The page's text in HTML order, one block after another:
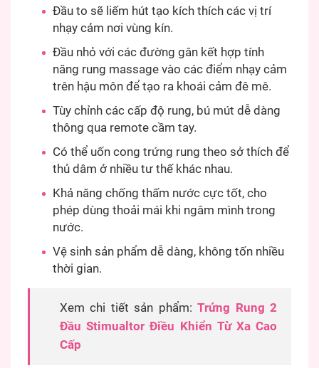
Đầu to sẽ liếm hút tạo kích thích các vị trí
nhạy cảm nơi vùng kín.
Đầu nhỏ với các đường gân kết hợp tính
năng rung massage vào các điểm nhạy cảm
trên hậu môn để tạo ra khoái cảm đê mê.
Tùy chỉnh các cấp độ rung, bú mút dễ dàng
thông qua remote cầm tay.
Có thể uốn cong trứng rung theo sở thích để
thủ dâm ở nhiều tư thế khác nhau.
Khả năng chống thấm nước cực tốt, cho
phép dùng thoải mái khi ngâm mình trong
nước.
Vệ sinh sản phẩm dễ dàng, không tốn nhiều
thời gian.
Xem chi tiết sản phẩm:Trứng Rung 2
Đầu Stimualtor Điều Khiển Từ Xa Cao
Cấp